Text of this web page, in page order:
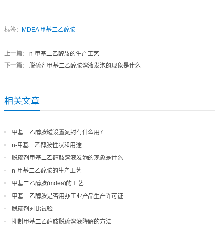
标签： MDEA 甲基二乙醇胺
上一篇： n-甲基二乙醇胺的生产工艺
下一篇： 脱硫剂甲基二乙醇胺溶液发泡的现象是什么
相关文章
甲基二乙醇胺罐设置氮封有什么用？
n-甲基二乙醇胺性状和用途
脱硫剂甲基二乙醇胺溶液发泡的现象是什么
n-甲基二乙醇胺的生产工艺
甲基二乙醇胺(mdea)的工艺
甲基二乙醇胺是否用办工业产品生产许可证
脱硫剂对比试验
抑制甲基二乙醇胺脱硫溶液降解的方法